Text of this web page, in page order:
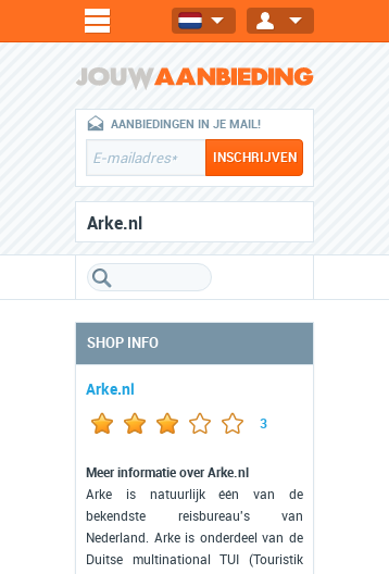
AANBIEDINGEN IN JE MAIL!
Arke.nl
SHOP INFO
Arke.nl
3
Meer informatie over Arke.nl
Arke is natuurlijk één van de
bekendste reisbureau's van
Nederland. Arke is onderdeel van de
Duitse multinational TUI (Touristik